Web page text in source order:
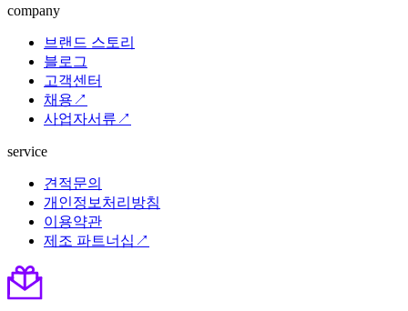
company
브랜드 스토리
블로그
고객센터
채용↗
사업자서류↗
service
견적문의
개인정보처리방침
이용약관
제조 파트너십↗